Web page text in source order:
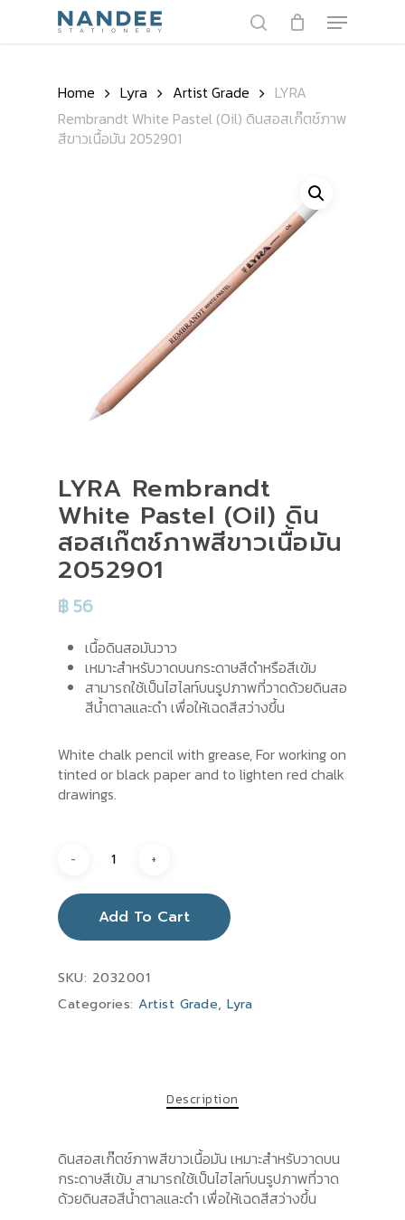
Menu
Home Lyra Artist Grade
LYRA
Rembrandt White Pastel (Oil) ดินสอสเก๊ตช์ภาพ
สีขาวเนื้อมัน 2052901
LYRA Rembrandt
White Pastel (Oil) ดิน
สอสเก๊ตช์ภาพสีขาวเนื้อมัน
2052901
฿ 56
เนื้อดินสอมันวาว
เหมาะสำหรับวาดบนกระดาษสีดำหรือสีเข้ม
สามารถใช้เป็นไฮไลท์บนรูปภาพที่วาดด้วยดินสอ
สีน้ำตาลและดำ เพื่อให้เฉดสีสว่างขึ้น
White chalk pencil with grease, For working on
tinted or black paper and to lighten red chalk
drawings.
Add To Cart
SKU: 2032001
Categories: Artist Grade, Lyra
Description
ดินสอสเก๊ตช์ภาพสีขาวเนื้อมัน เหมาะสำหรับวาดบน
กระดาษสีเข้ม สามารถใช้เป็นไฮไลท์บนรูปภาพที่วาด
ด้วยดินสอสีน้ำตาลและดำ เพื่อให้เฉดสีสว่างขึ้น